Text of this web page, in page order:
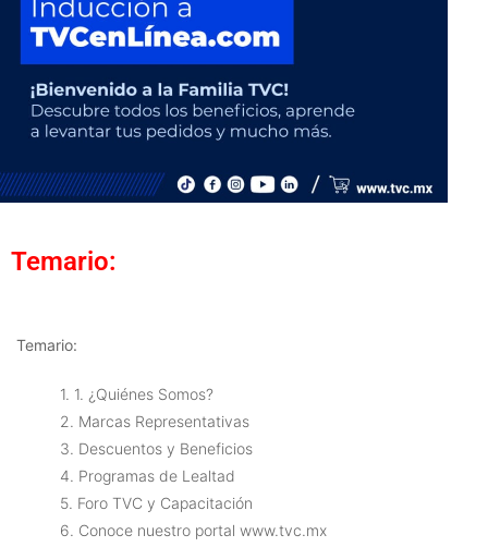
Temario:
Temario:
1. 1. ¿Quiénes Somos?
2. Marcas Representativas
3. Descuentos y Beneficios
4. Programas de Lealtad
5. Foro TVC y Capacitación
6. Conoce nuestro portal www.tvc.mx